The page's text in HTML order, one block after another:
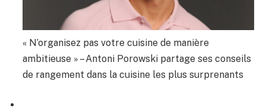
« N’organisez pas votre cuisine de manière
ambitieuse » – Antoni Porowski partage ses conseils
de rangement dans la cuisine les plus surprenants